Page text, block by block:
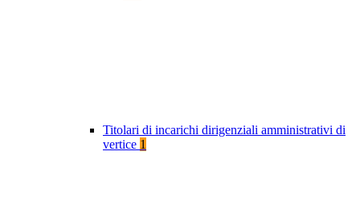
Titolari di incarichi dirigenziali amministrativi di
vertice 1